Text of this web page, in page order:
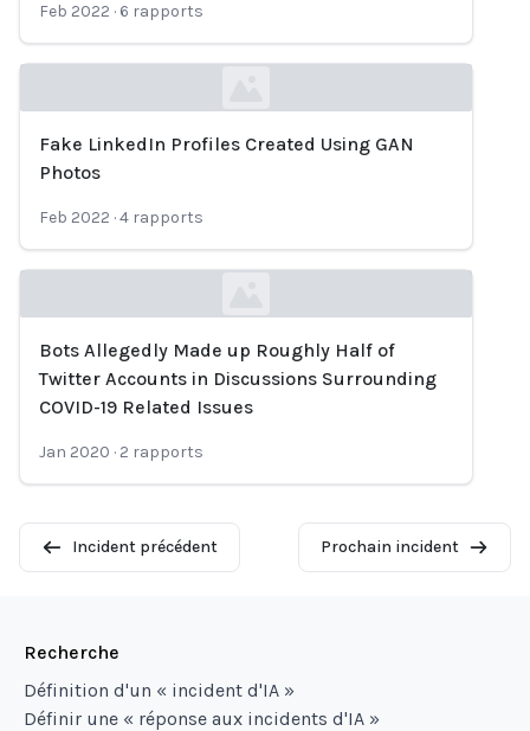
Feb 2022 · 6 rapports
Loading...
Fake LinkedIn Profiles Created Using GAN
Photos
Feb 2022 ·4 rapports
Loading...
Bots Allegedly Made up Roughly Half of
Twitter Accounts in Discussions Surrounding
COVID-19 Related Issues
Jan 2020 · 2 rapports
Incident précédent Prochain incident
Recherche
Définition d'un « incident d'IA »
Définir une « réponse aux incidents d'IA »